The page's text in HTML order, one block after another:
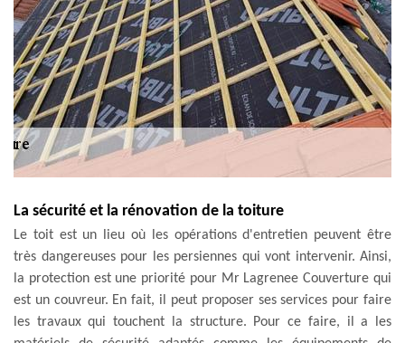
La sécurité et la rénovation de la toiture
Le toit est un lieu où les opérations d'entretien peuvent être
très dangereuses pour les persiennes qui vont intervenir. Ainsi,
la protection est une priorité pour Mr Lagrenee Couverture qui
est un couvreur. En fait, il peut proposer ses services pour faire
les travaux qui touchent la structure. Pour ce faire, il a les